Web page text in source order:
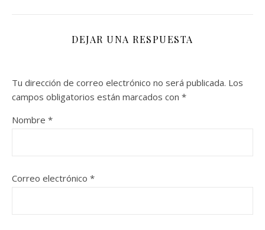
DEJAR UNA RESPUESTA
Tu dirección de correo electrónico no será publicada. Los
campos obligatorios están marcados con *
Nombre *
Correo electrónico *